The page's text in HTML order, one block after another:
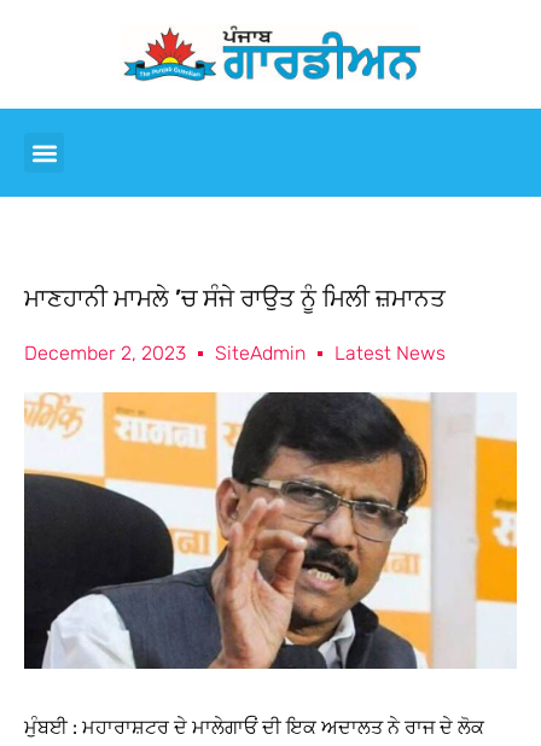
ਮਾਣਹਾਨੀ ਮਾਮਲੇ ’ਚ ਸੰਜੇ ਰਾਉਤ ਨੂੰ ਮਿਲੀ ਜ਼ਮਾਨਤ
December 2, 2023 SiteAdmin Latest News
ਮੁੰਬਈ : ਮਹਾਰਾਸ਼ਟਰ ਦੇ ਮਾਲੇਗਾਓਂ ਦੀ ਇਕ ਅਦਾਲਤ ਨੇ ਰਾਜ ਦੇ ਲੋਕ